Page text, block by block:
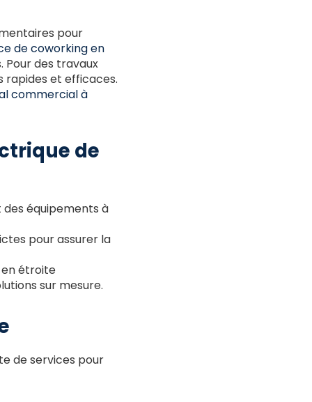
pour
de coworking en
Pour des travaux
et efficaces.
commercial à
de
équipements à
pour assurer la
étroite
sur mesure.
de services pour